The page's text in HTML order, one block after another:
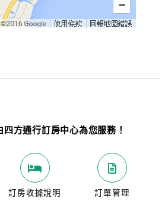
方通行訂房中心為您服務！
訂房收據說明 訂單管理